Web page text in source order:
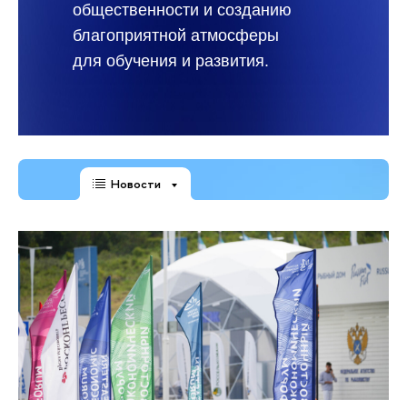
общественности и созданию
благоприятной атмосферы
для обучения и развития.
Новости